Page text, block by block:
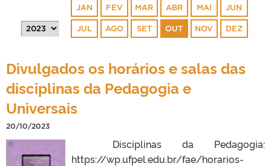
JAN FEV MAR ABR MAI JUN
JUL AGO SET OUT NOV DEZ
Divulgados os horários e salas das
disciplinas da Pedagogia e
Universais
20/10/2023
Disciplinas da Pedagogia:
https://wp.ufpel.edu.br/fae/horarios-